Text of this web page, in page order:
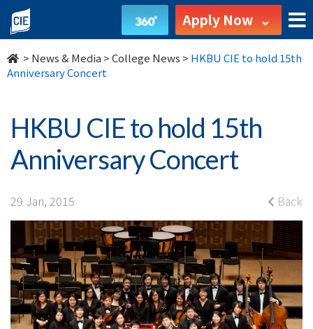
HKBU
CIE
to
15th
Anniversary
Concert
College
News
Apply Now
> News & Media >College News > HKBU CIE to hold 15th
Anniversary Concert
HKBU CIE to hold 15th
Anniversary Concert
29 Jan, 2015 Back